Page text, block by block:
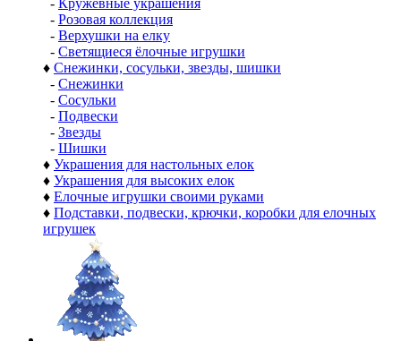
- Кружевные украшения
- Розовая коллекция
- Верхушки на елку
- Светящиеся ёлочные игрушки
♦ Снежинки, сосульки, звезды, шишки
- Снежинки
- Сосульки
- Подвески
- Звезды
- Шишки
♦ Украшения для настольных елок
♦ Украшения для высоких елок
♦ Елочные игрушки своими руками
♦ Подставки, подвески, крючки, коробки для елочных
игрушек